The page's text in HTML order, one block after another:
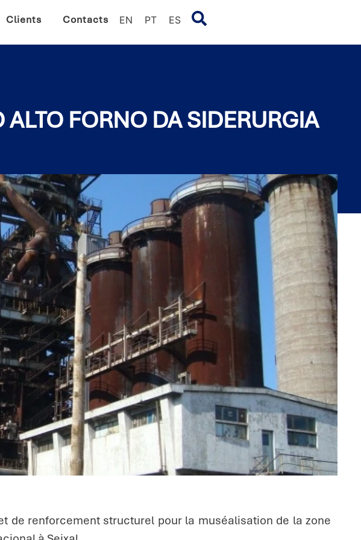
Clients Contacts EN PT ES
FORNO DA SIDERURGIA
de renforcement structurel pour la muséalisation de la zone